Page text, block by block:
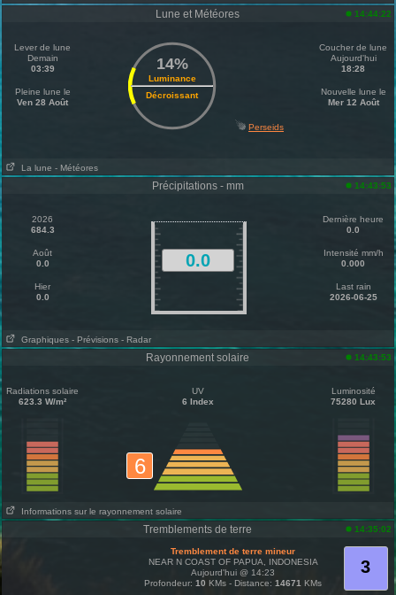
Lune et Météores 14:44:22
Lever de lune
Demain
03:39
Pleine lune le
Ven 28 Août
14%
Luminance
Décroissant
Coucher de lune
Aujourd'hui
18:28
Nouvelle lune le
Mer 12 Août
Perseids
La lune - Météores
Précipitations - mm 14:43:53
2026
684.3
Août
0.0
Hier
0.0
0.0
Dernière heure
0.0
Intensité mm/h
0.000
Last rain
2026-06-25
Graphiques - Prévisions - Radar
Rayonnement solaire 14:43:53
Radiations solaire
623.3 W/m²
UV
6 Index
6
Luminosité
75280 Lux
Informations sur le rayonnement solaire
Tremblements de terre 14:35:02
3
Tremblement de terre mineur
NEAR N COAST OF PAPUA, INDONESIA
Aujourd'hui @ 14:23
Profondeur:10 KMs - Distance:14671 KMs